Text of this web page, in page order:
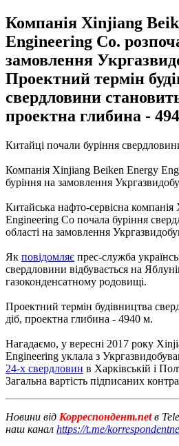
Компанія Xinjiang
Engineering Co.
замовлення
Проектний термін
свердловини
проектна глибина -
Китайці почали буріння
Компанія Xinjiang Beiken Energy
буріння на замовлення
Китайська нафто-сервісна
Engineering Co почала буріння
області на замовлення
Як повідомляє прес-служба
свердловини відбувається на
газоконденсатному родовищі.
Проектний термін будівництва
діб, проектна глибина - 4940 м.
Нагадаємо, у вересні 2017 року
Engineering уклала з
24-х свердловин в Харківській і
Загальна вартість підписаних
Новини від Корреспондент.netв
наш канал https://t.me/